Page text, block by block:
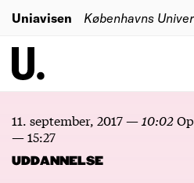
Uniavisen Københavns
11. september, 2017— 10:02
—15:27
UDDANNELSE